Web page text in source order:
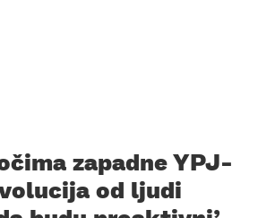
zapadne YPJ-
od ljudi